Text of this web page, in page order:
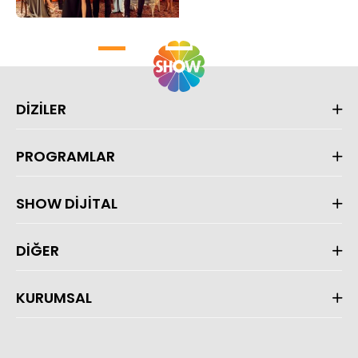
DİZİLER
PROGRAMLAR
SHOW DİJİTAL
DİĞER
KURUMSAL